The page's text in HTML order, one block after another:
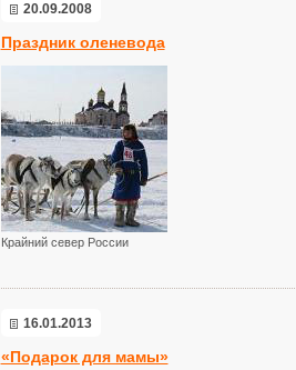
20.09.2008
Праздник оленевода
Крайний север России
16.01.2013
«Подарок для мамы»